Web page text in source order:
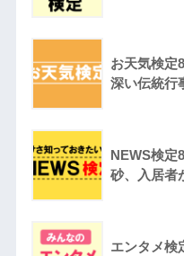
お天気検定
深い伝統行
NEWS検定
砂、入居者
エンタメ検